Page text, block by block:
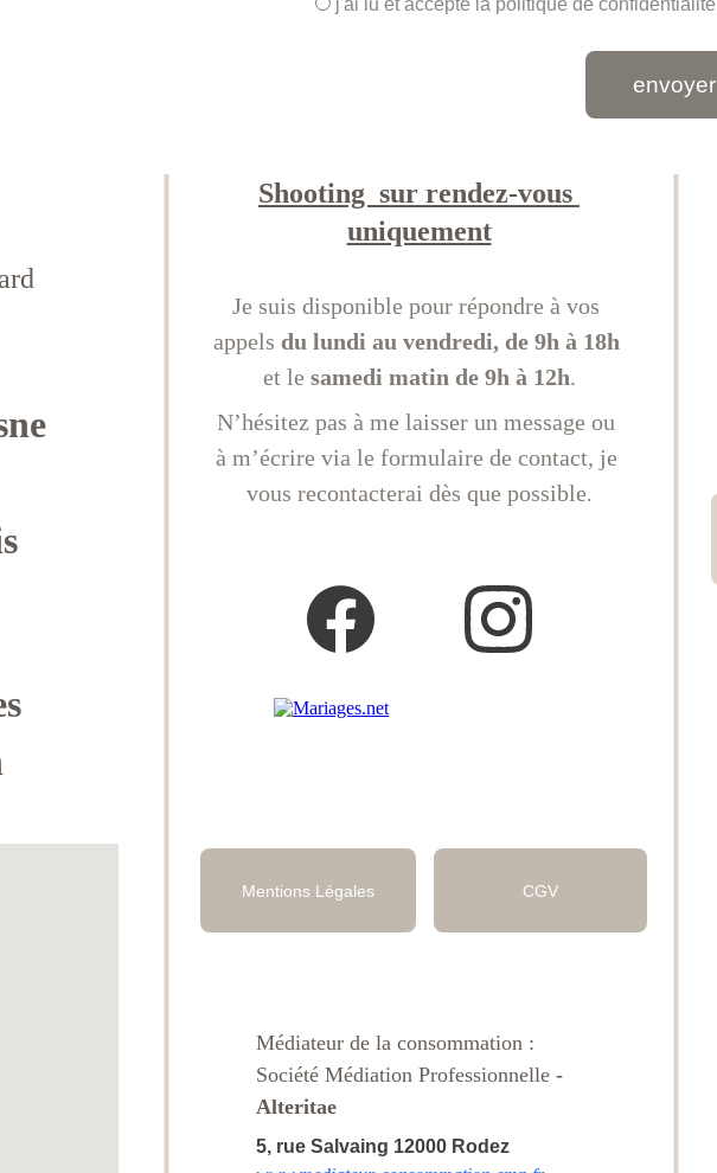
j'ai lu et accepté la politique de confidentialité
envoyer
CGV
Mentions Légales
Shooting  sur rendez-vous
uniquement
Je suis disponible pour répondre à vos
appels du lundi au vendredi, de 9h à 18h
et le samedi matin de 9h à 12h.
N’hésitez pas à me laisser un message ou
à m’écrire via le formulaire de contact, je
vous recontacterai dès que possible.
Médiateur de la consommation :
Société Médiation Professionnelle -
Alteritae
5, rue Salvaing 12000 Rodez